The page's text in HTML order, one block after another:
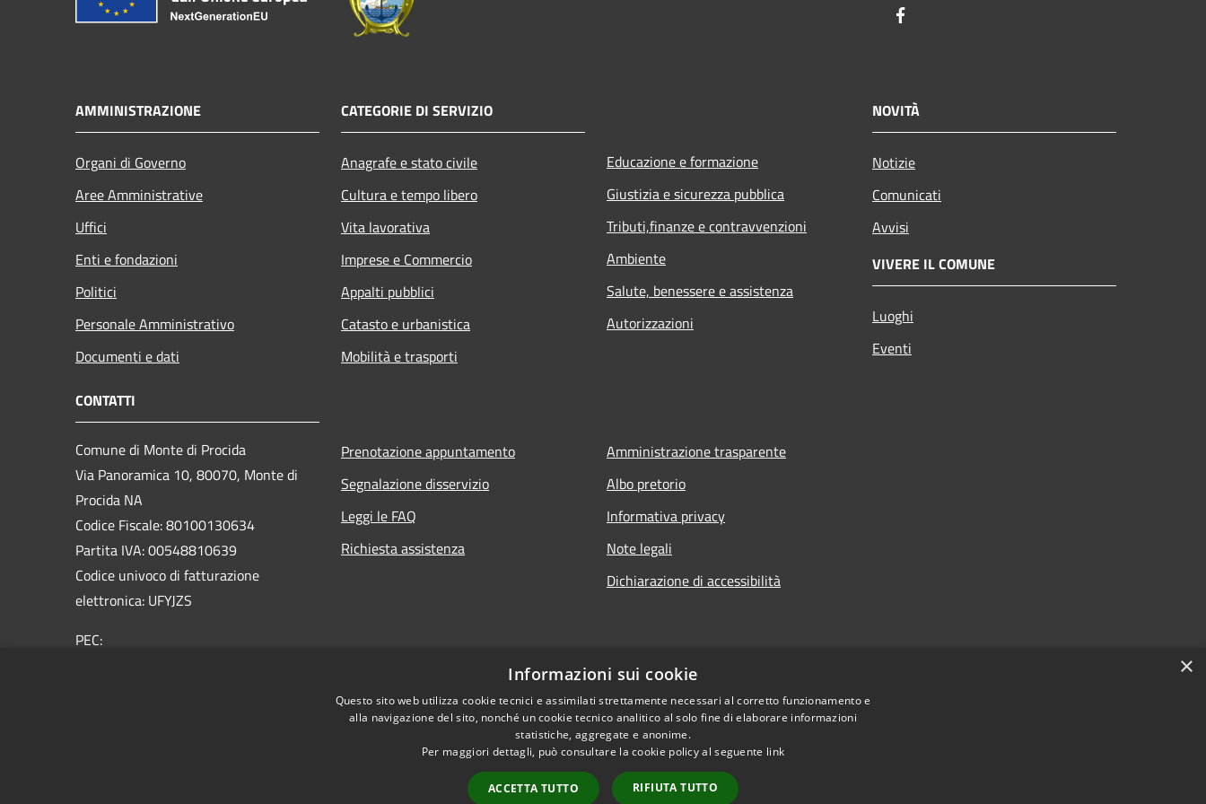
AMMINISTRAZIONE
Organi di Governo
Aree Amministrative
Uffici
Enti e fondazioni
Politici
Personale Amministrativo
Documenti e dati
CATEGORIE DI SERVIZIO
Anagrafe e stato civile
Cultura e tempo libero
Vita lavorativa
Imprese e Commercio
Appalti pubblici
Catasto e urbanistica
Mobilità e trasporti
Educazione e formazione
Giustizia e sicurezza pubblica
Tributi,finanze e contravvenzioni
Ambiente
Salute, benessere e assistenza
Autorizzazioni
NOVITÀ
Notizie
Comunicati
Avvisi
VIVERE IL COMUNE
Luoghi
Eventi
CONTATTI
Comune di Monte di Procida
Via Panoramica 10, 80070, Monte di
Procida NA
Codice Fiscale: 80100130634
Partita IVA: 00548810639
Codice univoco di fatturazione
elettronica: UFYJZS
PEC:
Prenotazione appuntamento
Segnalazione disservizio
Leggi le FAQ
Richiesta assistenza
Amministrazione trasparente
Albo pretorio
Informativa privacy
Note legali
Dichiarazione di accessibilità
Copyright © 2026 • Comune di Monte di Procida • Powered by
×
Informazioni sui cookie
Questo sito web utilizza cookie tecnici e assimilati strettamente necessari al corretto funzionamento e
alla navigazione del sito, nonché un cookie tecnico analitico al solo fine di elaborare informazioni
statistiche, aggregate e anonime.
Per maggiori dettagli, può consultare la cookie policy al seguente link
ACCETTA TUTTO RIFIUTA TUTTO